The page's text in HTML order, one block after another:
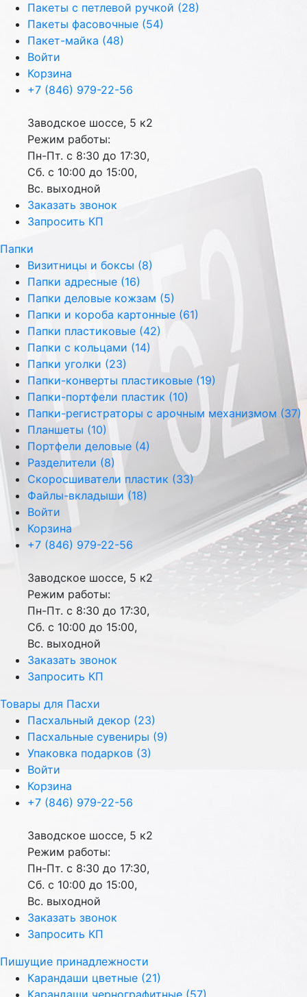
Пакеты с петлевой ручкой (28)
Пакеты фасовочные (54)
Пакет-майка (48)
Войти
Корзина
+7 (846) 979-22-56
Заводское шоссе, 5 к2
Режим работы:
Пн-Пт. с 8:30 до 17:30,
Сб. с 10:00 до 15:00,
Вс. выходной
Заказать звонок
Запросить КП
Папки
Визитницы и боксы (8)
Папки адресные (16)
Папки деловые кожзам (5)
Папки и короба картонные (61)
Папки пластиковые (42)
Папки с кольцами (14)
Папки уголки (23)
Папки-конверты пластиковые (19)
Папки-портфели пластик (10)
Папки-регистраторы с арочным механизмом (37)
Планшеты (10)
Портфели деловые (4)
Разделители (8)
Скоросшиватели пластик (33)
Файлы-вкладыши (18)
Войти
Корзина
+7 (846) 979-22-56
Заводское шоссе, 5 к2
Режим работы:
Пн-Пт. с 8:30 до 17:30,
Сб. с 10:00 до 15:00,
Вс. выходной
Заказать звонок
Запросить КП
Товары для Пасхи
Пасхальный декор (23)
Пасхальные сувениры (9)
Упаковка подарков (3)
Войти
Корзина
+7 (846) 979-22-56
Заводское шоссе, 5 к2
Режим работы:
Пн-Пт. с 8:30 до 17:30,
Сб. с 10:00 до 15:00,
Вс. выходной
Заказать звонок
Запросить КП
Пишущие принадлежности
Карандаши цветные (21)
Карандаши чернографитные (57)